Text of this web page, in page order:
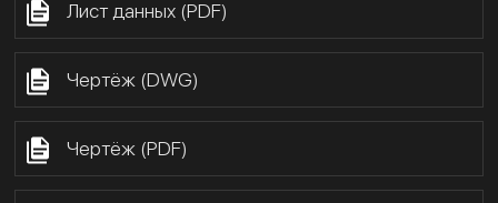
Лист данных (PDF)
Чертёж (DWG)
Чертёж (PDF)